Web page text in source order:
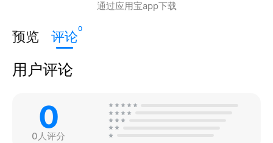
通过应用宝app下载
预览 评论0
用户评论
0
0人评分